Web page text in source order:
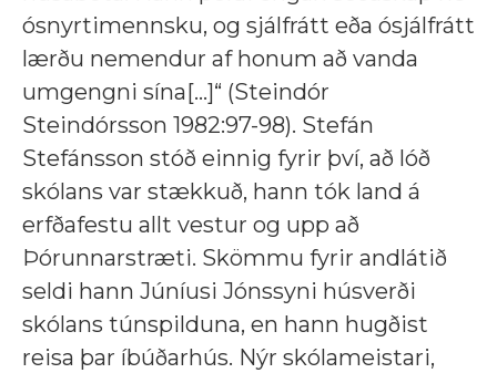
ósnyrtimennsku, og sjálfrátt eða ósjálfrátt
lærðu nemendur af honum að vanda
umgengni sína[...]“ (Steindór
Steindórsson 1982:97-98). Stefán
Stefánsson stóð einnig fyrir því, að lóð
skólans var stækkuð, hann tók land á
erfðafestu allt vestur og upp að
Þórunnarstræti. Skömmu fyrir andlátið
seldi hann Júníusi Jónssyni húsverði
skólans túnspilduna, en hann hugðist
reisa þar íbúðarhús. Nýr skólameistari,